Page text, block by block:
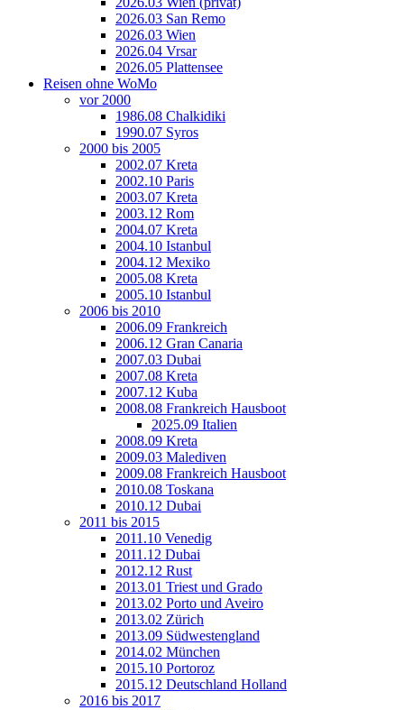
2026.03 San Remo
2026.03 Wien
2026.04 Vrsar
2026.05 Plattensee
Reisen ohne WoMo
vor 2000
1986.08 Chalkidiki
1990.07 Syros
2000 bis 2005
2002.07 Kreta
2002.10 Paris
2003.07 Kreta
2003.12 Rom
2004.07 Kreta
2004.10 Istanbul
2004.12 Mexiko
2005.08 Kreta
2005.10 Istanbul
2006 bis 2010
2006.09 Frankreich
2006.12 Gran Canaria
2007.03 Dubai
2007.08 Kreta
2007.12 Kuba
2008.08 Frankreich Hausboot
2025.09 Italien
2008.09 Kreta
2009.03 Malediven
2009.08 Frankreich Hausboot
2010.08 Toskana
2010.12 Dubai
2011 bis 2015
2011.10 Venedig
2011.12 Dubai
2012.12 Rust
2013.01 Triest und Grado
2013.02 Porto und Aveiro
2013.02 Zürich
2013.09 Südwestengland
2014.02 München
2015.10 Portoroz
2015.12 Deutschland Holland
2016 bis 2017